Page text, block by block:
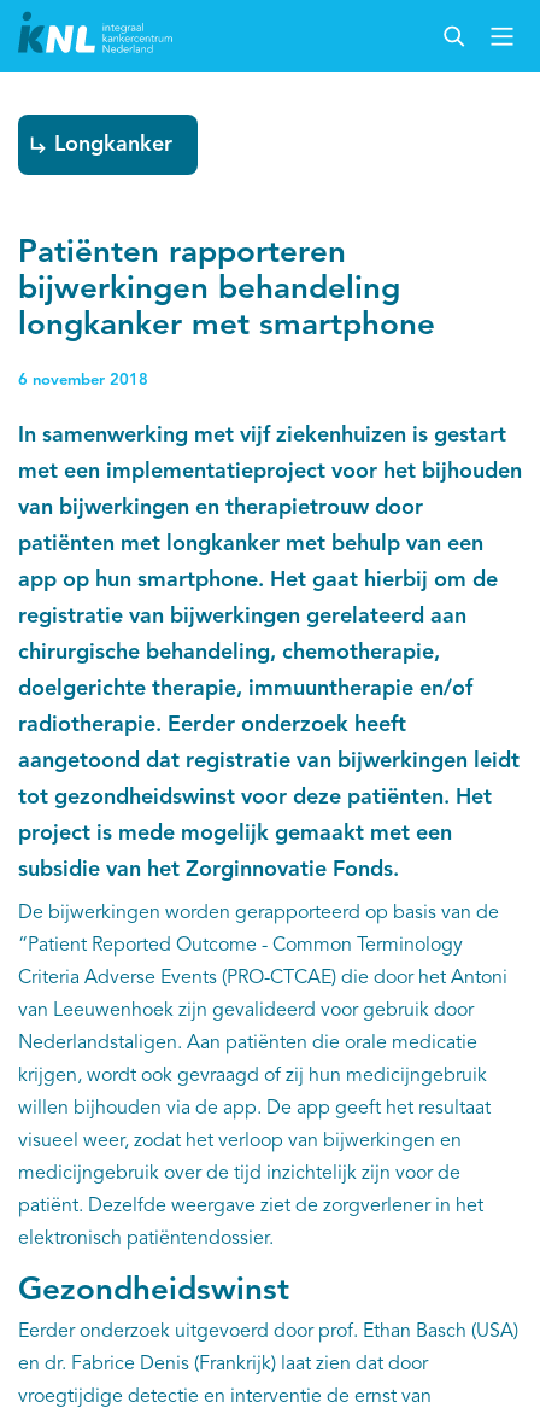
Patiënten rapporteren
bijwerkingen behandeling
longkanker met smartphone
6 november 2018
In samenwerking met vijf ziekenhuizen is gestart
met een implementatieproject voor het bijhouden
van bijwerkingen en therapietrouw door
patiënten met longkanker met behulp van een
app op hun smartphone. Het gaat hierbij om de
registratie van bijwerkingen gerelateerd aan
chirurgische behandeling, chemotherapie,
doelgerichte therapie, immuuntherapie en/of
radiotherapie. Eerder onderzoek heeft
aangetoond dat registratie van bijwerkingen leidt
tot gezondheidswinst voor deze patiënten. Het
project is mede mogelijk gemaakt met een
subsidie van het Zorginnovatie Fonds.
De bijwerkingen worden gerapporteerd op basis van de
“Patient Reported Outcome - Common Terminology
Criteria Adverse Events (PRO-CTCAE) die door het Antoni
van Leeuwenhoek zijn gevalideerd voor gebruik door
Nederlandstaligen. Aan patiënten die orale medicatie
krijgen, wordt ook gevraagd of zij hun medicijngebruik
willen bijhouden via de app. De app geeft het resultaat
visueel weer, zodat het verloop van bijwerkingen en
medicijngebruik over de tijd inzichtelijk zijn voor de
patiënt. Dezelfde weergave ziet de zorgverlener in het
elektronisch patiëntendossier.
Gezondheidswinst
Eerder onderzoek uitgevoerd door prof. Ethan Basch (USA)
en dr. Fabrice Denis (Frankrijk) laat zien dat door
vroegtijdige detectie en interventie de ernst van
Longkanker